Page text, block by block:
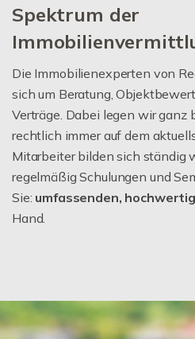
Spektrum der
Die Immobilienexperten von
sich um Beratung,
Verträge. Dabei legen wir ganz
rechtlich immer auf dem
Mitarbeiter bilden sich ständig
regelmäßig Schulungen und
Sie: umfassenden,
Hand.